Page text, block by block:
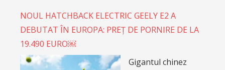
NOUL HATCHBACK ELECTRIC GEELY E2 A
DEBUTAT ÎN EUROPA: PREȚ DE PORNIRE DE LA
19.490 EURO￼
Gigantul chinez